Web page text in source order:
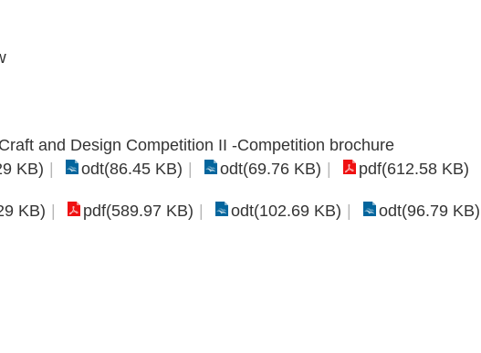
and Design Competition II -Competition brochure
KB) odt(86.45 KB) odt(69.76 KB) pdf(612.58 KB)
KB) pdf(589.97 KB) odt(102.69 KB) odt(96.79 KB)